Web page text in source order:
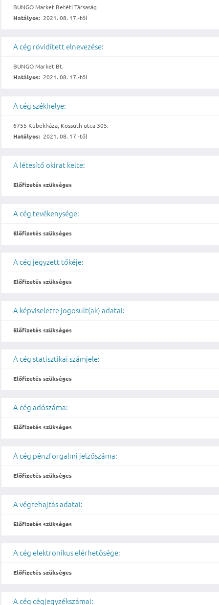
BUNGO Market Betéti Társaság
Hatályos: 2021. 08. 17.-től
A cég rövidített elnevezése:
BUNGO Market Bt.
Hatályos: 2021. 08. 17.-től
A cég székhelye:
6755 Kübekháza, Kossuth utca 305.
Hatályos: 2021. 08. 17.-től
A létesítő okirat kelte:
Előfizetés szükséges
A cég tevékenysége:
Előfizetés szükséges
A cég jegyzett tőkéje:
Előfizetés szükséges
A képviseletre jogosult(ak) adatai:
Előfizetés szükséges
A cég statisztikai számjele:
Előfizetés szükséges
A cég adószáma:
Előfizetés szükséges
A cég pénzforgalmi jelzőszáma:
Előfizetés szükséges
A végrehajtás adatai:
Előfizetés szükséges
A cég elektronikus elérhetősége:
Előfizetés szükséges
A cég cégjegyzékszámai: